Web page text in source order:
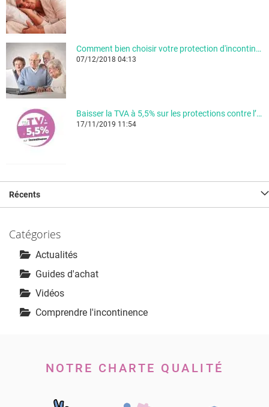
Comment bien choisir votre protection d'incontinence ?
07/12/2018 04:13
Baisser la TVA à 5,5% sur les protections contre l’incontinence !
17/11/2019 11:54
Récents
Catégories
Actualités
Guides d'achat
Vidéos
Comprendre l'incontinence
NOTRE CHARTE QUALITÉ